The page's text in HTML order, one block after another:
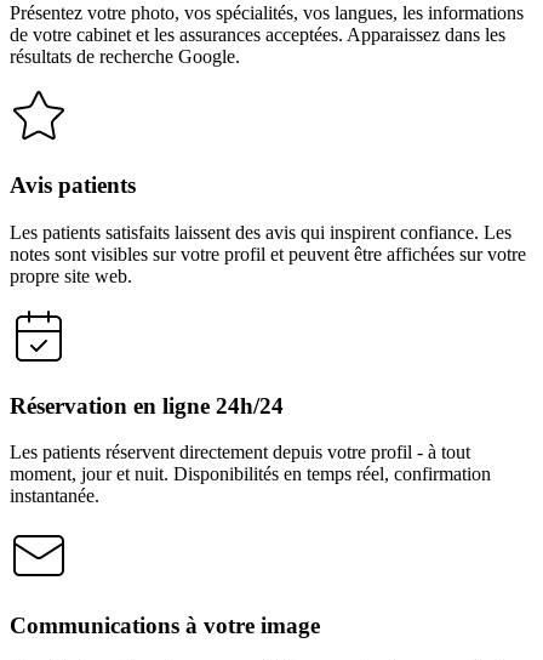
Présentez votre photo, vos spécialités, vos langues, les informations
de votre cabinet et les assurances acceptées. Apparaissez dans les
résultats de recherche Google.
Avis patients
Les patients satisfaits laissent des avis qui inspirent confiance. Les
notes sont visibles sur votre profil et peuvent être affichées sur votre
propre site web.
Réservation en ligne 24h/24
Les patients réservent directement depuis votre profil - à tout
moment, jour et nuit. Disponibilités en temps réel, confirmation
instantanée.
Communications à votre image